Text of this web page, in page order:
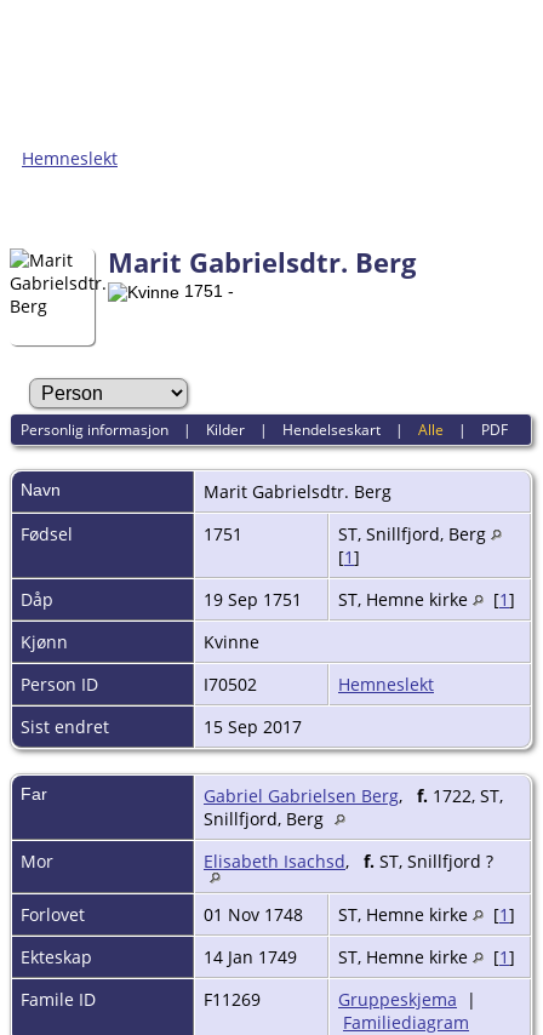
Hemneslekt
Marit Gabrielsdtr. Berg
1751 -
Personlig informasjon | Kilder | Hendelseskart |Alle | PDF
Navn Marit Gabrielsdtr. Berg
Fødsel
1751
ST, Snillfjord, Berg
[1]
Dåp
19 Sep 1751 ST, Hemne kirke [1]
Kjønn
Kvinne
Person ID
I70502
Hemneslekt
Sist endret
15 Sep 2017
Far Gabriel Gabrielsen Berg, f. 1722, ST,
Snillfjord, Berg
Mor
Elisabeth Isachsd, f. ST, Snillfjord ?
Forlovet 01 Nov 1748 ST, Hemne kirke [1]
Ekteskap
14 Jan 1749 ST, Hemne kirke [1]
Famile ID
F11269 Gruppeskjema |
Familiediagram